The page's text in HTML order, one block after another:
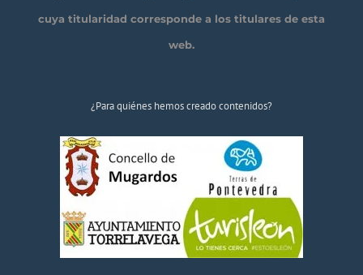
cuya titularidad corresponde a los titulares de esta
web.
¿Para quiénes hemos creado contenidos?